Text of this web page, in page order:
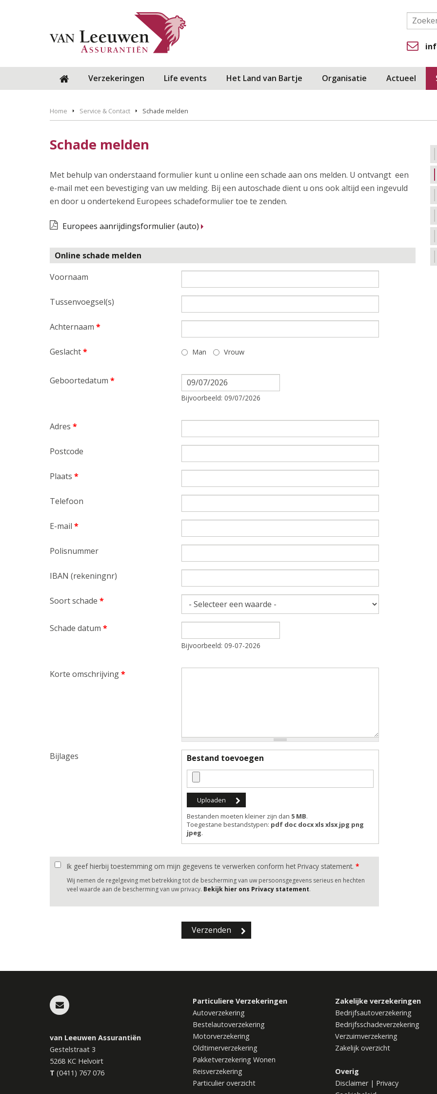
Verzekeringen Life events Het Land van Bartje Organisatie Actueel
Home Service & Contact Schade melden
Schade melden
Met behulp van onderstaand formulier kunt u online een schade aan ons melden. U ontvangt een
e-mail met een bevestiging van uw melding. Bij een autoschade dient u ons ook altijd een ingevuld
en door u ondertekend Europees schadeformulier toe te zenden.
Europees aanrijdingsformulier (auto)
Online schade melden
Voornaam
Tussenvoegsel(s)
Achternaam *
Geslacht* Man Vrouw
Geboortedatum * Datum
Bijvoorbeeld: 09/07/2026
Adres *
Postcode
Plaats *
Telefoon
E-mail *
Polisnummer
IBAN (rekeningnr)
Soort schade *
Schade datum *
Bijvoorbeeld: 09-07-2026
Korte omschrijving*
Bijlages Bestand toevoegen
Bestanden moeten kleiner zijn dan 5 MB.
Toegestane bestandstypen: pdf doc docx xls xlsx jpg png
jpeg.
Ik geef hierbij toestemming om mijn gegevens te verwerken conform het Privacy statement. *
Wij nemen de regelgeving met betrekking tot de bescherming van uw persoonsgegevens serieus en hechten
veel waarde aan de bescherming van uw privacy. Bekijk hier ons Privacy statement.
van Leeuwen Assurantiën
Gestelstraat 3
5268 KC Helvoirt
T (0411) 767 076
Particuliere Verzekeringen
Autoverzekering
Bestelautoverzekering
Motorverzekering
Oldtimerverzekering
Pakketverzekering Wonen
Reisverzekering
Particulier overzicht
Zakelijke verzekeringen
Bedrijfsautoverzekering
Bedrijfsschadeverzekering
Verzuimverzekering
Zakelijk overzicht
Overig
Disclaimer| Privacy